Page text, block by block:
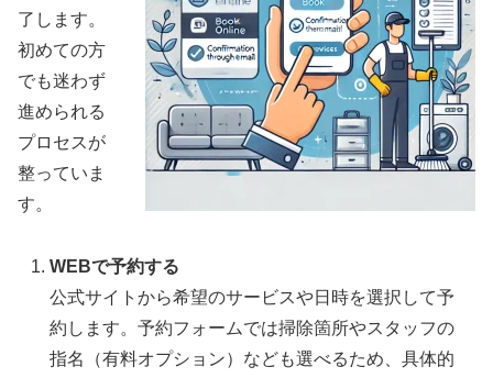
了します。
初めての方
でも迷わず
進められる
プロセスが
整っていま
す。
WEBで予約する
公式サイトから希望のサービスや日時を選択して予
約します。予約フォームでは掃除箇所やスタッフの
指名（有料オプション）なども選べるため、具体的